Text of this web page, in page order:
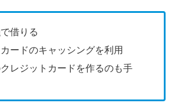
借りる
ードのキャッシングを利用
レジットカードを作るのも手